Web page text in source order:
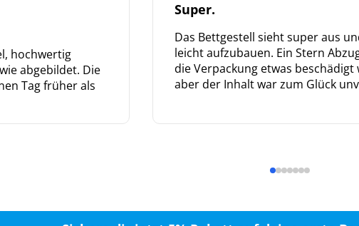
hochwertig
abgebildet. Die
Tag früher als
Super.
Das Bettgestell sieht super aus
leicht aufzubauen. Ein Stern
die Verpackung etwas beschädigt
aber der Inhalt war zum Glück